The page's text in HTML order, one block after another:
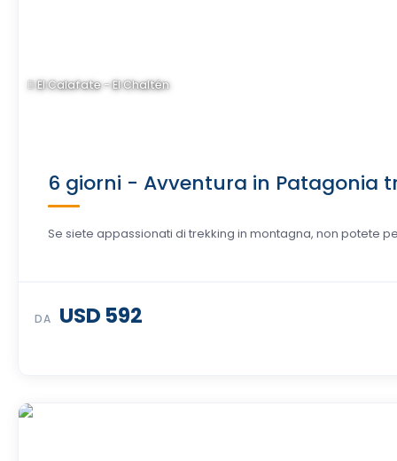
El Calafate - El Chaltén
6 giorni - Avventura in Patagonia
Se siete appassionati di trekking in montagna, non potete
DA USD 592